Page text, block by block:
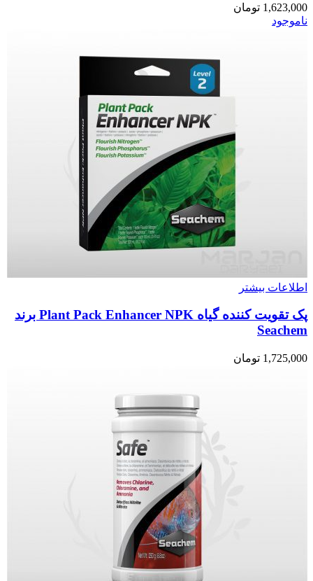
1,623,000 تومان
ناموجود
اطلاعات بیشتر
پک تقویت کننده گیاه Plant Pack Enhancer NPK برند
Seachem
1,725,000 تومان